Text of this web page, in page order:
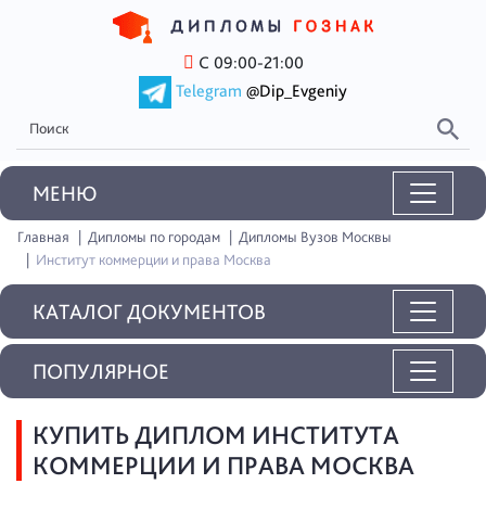
С 09:00-21:00
Telegram @Dip_Evgeniy
MEНЮ
Главная Дипломы по городам
Дипломы Вузов Москвы
Институт коммерции и права Москва
КАТАЛОГ ДОКУМЕНТОВ
КУПИТЬ ДИПЛОМ ИНСТИТУТА
КОММЕРЦИИ И ПРАВА МОСКВА
ПОПУЛЯРНОЕ